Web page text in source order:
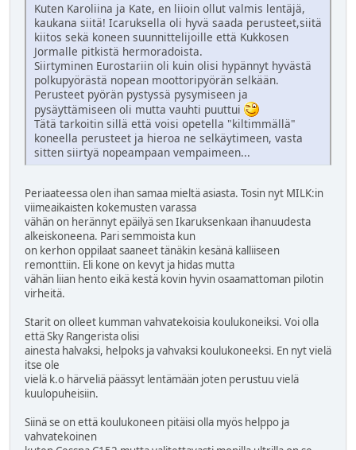
Kuten Karoliina ja Kate, en liioin ollut valmis lentäjä,
kaukana siitä! Icaruksella oli hyvä saada perusteet,siitä
kiitos sekä koneen suunnittelijoille että Kukkosen
Jormalle pitkistä hermoradoista.
Siirtyminen Eurostariin oli kuin olisi hypännyt hyvästä
polkupyörästä nopean moottoripyörän selkään.
Perusteet pyörän pystyssä pysymiseen ja
pysäyttämiseen oli mutta vauhti puuttui
Tätä tarkoitin sillä että voisi opetella "kiltimmällä"
koneella perusteet ja hieroa ne selkäytimeen, vasta
sitten siirtyä nopeampaan vempaimeen...
Periaateessa olen ihan samaa mieltä asiasta. Tosin nyt MILK:in
viimeaikaisten kokemusten varassa
vähän on herännyt epäilyä sen Ikaruksenkaan ihanuudesta
alkeiskoneena. Pari semmoista kun
on kerhon oppilaat saaneet tänäkin kesänä kalliiseen
remonttiin. Eli kone on kevyt ja hidas mutta
vähän liian hento eikä kestä kovin hyvin osaamattoman pilotin
virheitä.
Starit on olleet kumman vahvatekoisia koulukoneiksi. Voi olla
että Sky Rangerista olisi
ainesta halvaksi, helpoks ja vahvaksi koulukoneeksi. En nyt vielä
itse ole
vielä k.o härveliä päässyt lentämään joten perustuu vielä
kuulopuheisiin.
Siinä se on että koulukoneen pitäisi olla myös helppo ja
vahvatekoinen